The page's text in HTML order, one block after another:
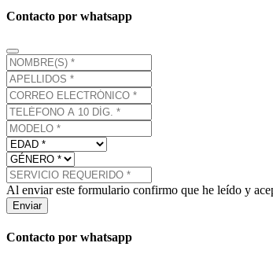
Contacto por whatsapp
Al enviar este formulario confirmo que he leído y
Enviar
Contacto por whatsapp